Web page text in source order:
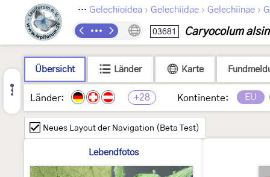
Lepidoptera Gelechioidea › Gelechiidae › Gelechiinae ›
03681 Caryocolum
Übersicht Länder Karte
Länder: +28 Kontinente: EU
Neues Layout der Navigation (Beta Test)
Lebendfotos